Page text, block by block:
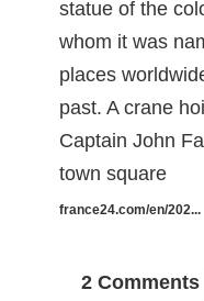
statue of the
whom it was
places
past. A crane
Captain John
town square
france24.com/en/202...
2 Comments